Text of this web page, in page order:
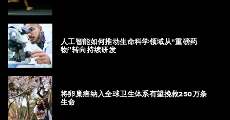
人工智能如何推动生命科学领域从“重磅药
物”转向持续研发
将卵巢癌纳入全球卫生体系有望挽救250万条
生命